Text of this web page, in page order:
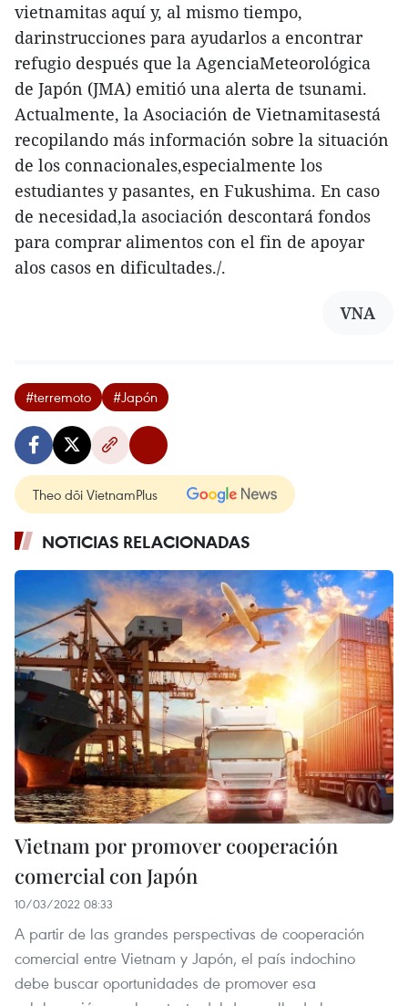
vietnamitas aquí y, al mismo tiempo,
darinstrucciones para ayudarlos a encontrar
refugio después que la AgenciaMeteorológica
de Japón (JMA) emitió una alerta de tsunami.
Actualmente, la Asociación de Vietnamitasestá
recopilando más información sobre la situación
de los connacionales,especialmente los
estudiantes y pasantes, en Fukushima. En caso
de necesidad,la asociación descontará fondos
para comprar alimentos con el fin de apoyar
alos casos en dificultades./.
VNA
#terremoto #Japón
Theo dõi VietnamPlus
NOTICIAS RELACIONADAS
Vietnam por promover cooperación
comercial con Japón
10/03/2022 08:33
A partir de las grandes perspectivas de cooperación
comercial entre Vietnam y Japón, el país indochino
debe buscar oportunidades de promover esa